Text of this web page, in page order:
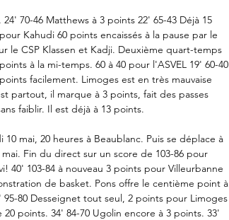
70-46 Matthews à 3 points 22' 65-43 Déjà 15
Kahudi 60 points encaissés à la pause par le
le CSP Klassen et Kadji. Deuxième quart-temps
à la mi-temps. 60 à 40 pour l'ASVEL 19' 60-40
facilement. Limoges est en très mauvaise
partout, il marque à 3 points, fait des passes
faiblir. Il est déjà à 13 points.
10 mai, 20 heures à Beaublanc. Puis se déplace à
Fin du direct sur un score de 103-86 pour
40' 103-84 à nouveau 3 points pour Villeurbanne
de basket. Pons offre le centième point à
80 Desseignet tout seul, 2 points pour Limoges
points. 34' 84-70 Ugolin encore à 3 points. 33'